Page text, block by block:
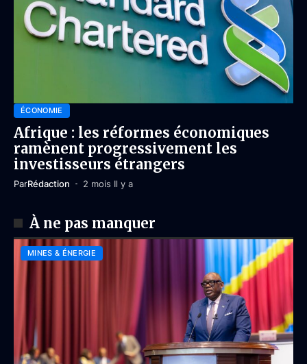
ÉCONOMIE
Afrique : les réformes économiques
ramènent progressivement les
investisseurs étrangers
ParRédaction 2 mois Il y a
À ne pas manquer
MINES & ÉNERGIE